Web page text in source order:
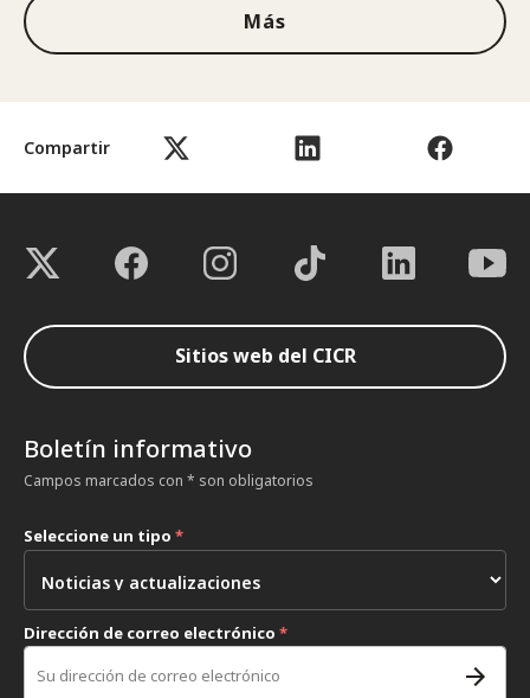
Compartir
Más
Sitios web del CICR
Boletín informativo
Campos marcados con * son obligatorios
Seleccione un tipo *
Dirección de correo electrónico *